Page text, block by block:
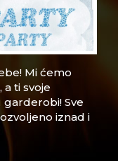
Mi ćemo
ti svoje
garderobi! Sve
iznad i